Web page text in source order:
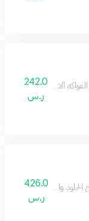
الاستوائية والورد
242.0
ر.س
والمسك والأخشاب
426.0
ر.س